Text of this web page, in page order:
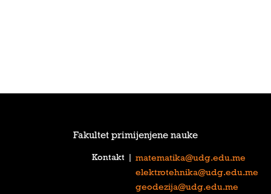
Fakultet primijenjene nauke
Kontakt
matematika@udg.edu.me
elektrotehnika@udg.edu.me
geodezija@udg.edu.me